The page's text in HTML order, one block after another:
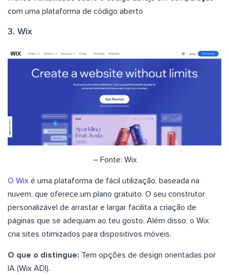
com uma plataforma de código aberto
3. Wix
– Fonte: Wix
O Wix é uma plataforma de fácil utilização, baseada na
nuvem, que oferece um plano gratuito. O seu construtor
personalizável de arrastar e largar facilita a criação de
páginas que se adequam ao teu gosto. Além disso, o Wix
cria sites otimizados para dispositivos móveis.
O que o distingue: Tem opções de design orientadas por
IA (Wix ADI).